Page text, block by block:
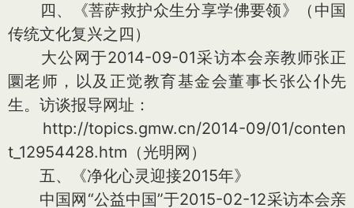
四、《菩萨救护众生分享学佛要领》（中国
传统文化复兴之四）
大公网于2014-09-01采访本会亲教师张正
圜老师，以及正觉教育基金会董事长张公仆先
生。访谈报导网址：
http://topics.gmw.cn/2014-09/01/conten
t_12954428.htm（光明网）
五、《净化心灵迎接2015年》
中国网“公益中国”于2015-02-12采访本会亲